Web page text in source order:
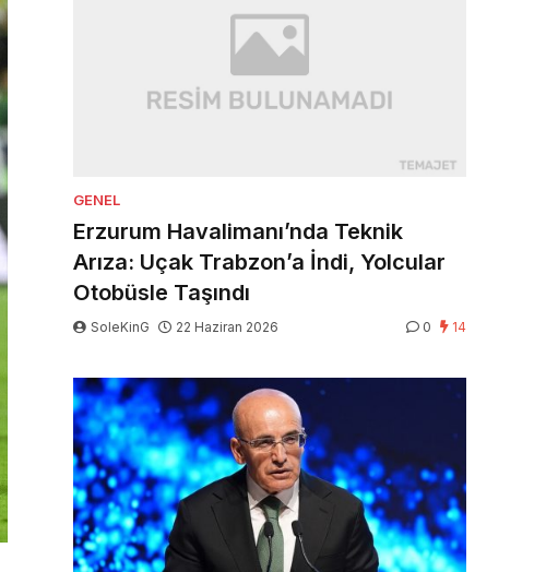
GENEL
Erzurum Havalimanı’nda Teknik
Arıza: Uçak Trabzon’a İndi, Yolcular
Otobüsle Taşındı
SoleKinG 22 Haziran 2026 0 14